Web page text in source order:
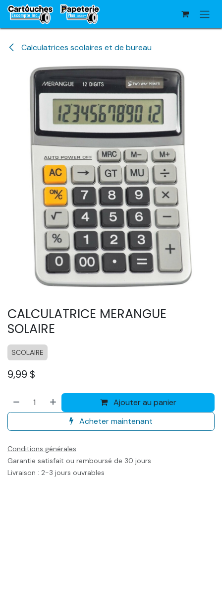
Se rendre au contenu
Calculatrices scolaires et de bureau
CALCULATRICE MERANGUE
SOLAIRE
SCOLAIRE
9,99 $
Ajouter au panier
Acheter maintenant
Conditions générales
Garantie satisfait ou remboursé de 30 jours
Livraison : 2-3 jours ouvrables